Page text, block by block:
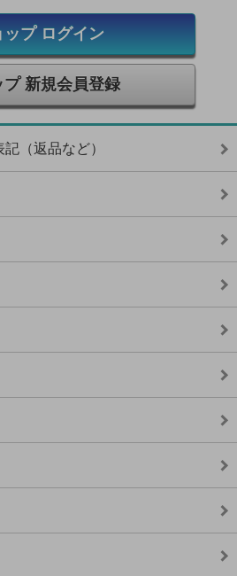
ップ ログイン
プ 新規会員登録
（返品など）